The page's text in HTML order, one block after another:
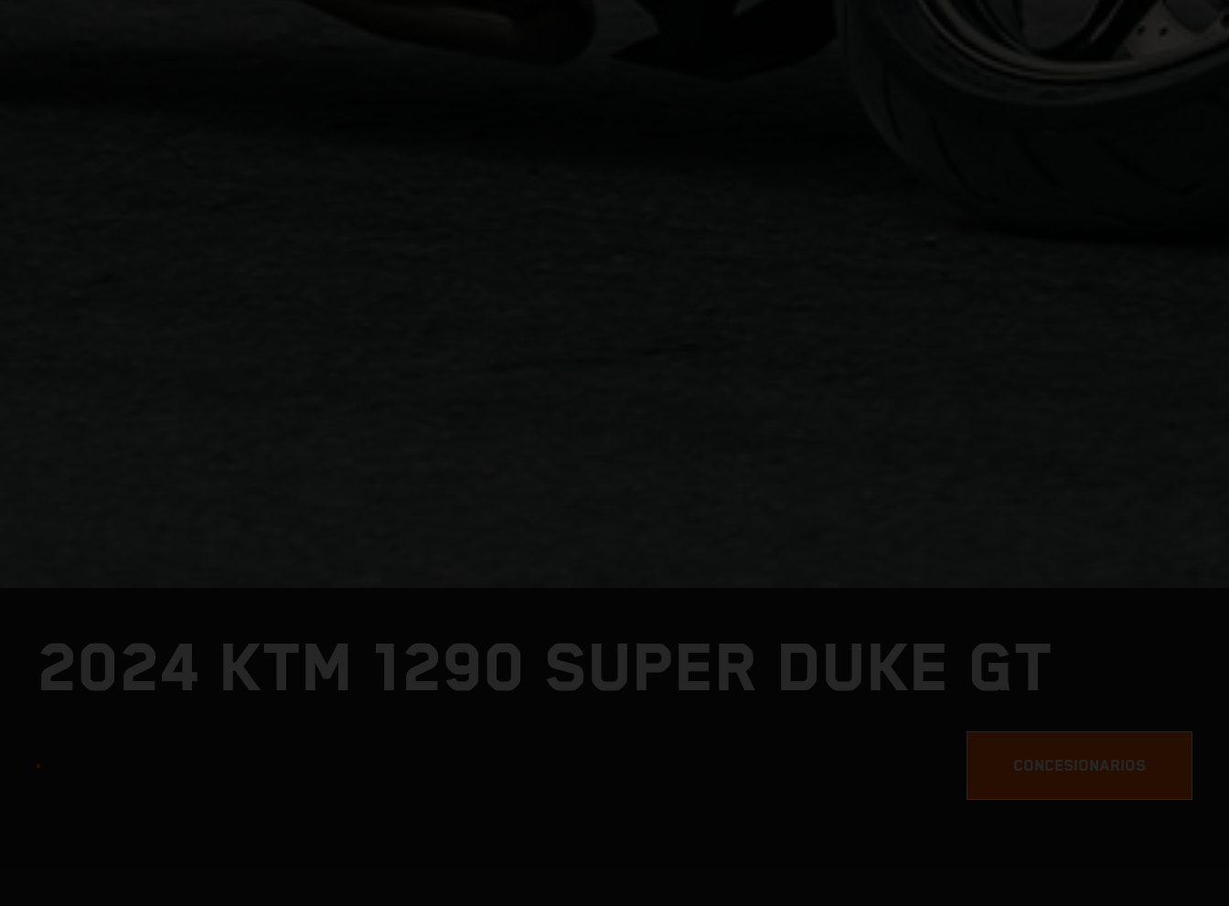
2024 KTM 1290 SUPER DUKE GT
CONCESIONARIOS